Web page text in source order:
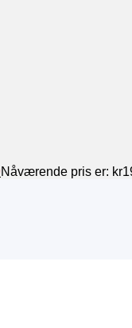
Nåværende pris er: